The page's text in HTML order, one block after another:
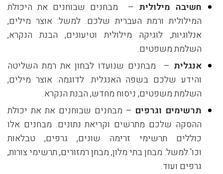
חשיבה מילולית – מבחנים שבוחנים את היכולת
המילולית ורמת העברית שלכם. למשל: אוצר מילים,
אנלוגיות, לוגיקה מילולית וטיעונים, הבנת הנקרא,
השלמת משפטים.
אנגלית – מבחנים שנועדו לבחון את רמת השליטה
והידע שלכם בשפה האנגלית. לדוגמה: אוצר מילים,
השלמת משפטים, ניסוח מחדש, הבנת הנקרא.
תרשימים וגרפים – מבחנים שבוחנים את את יכולת
ההסקה שלכם מתרשים וקריאת נתונים. מבחנים אלו
כוללים תרשימי זרימה שונים, גרפים, טבלאות
וכו'.למשל: מבחן בתי מלון, מבחן רמזורים, תרשימי צורות,
גרפים ועוד.